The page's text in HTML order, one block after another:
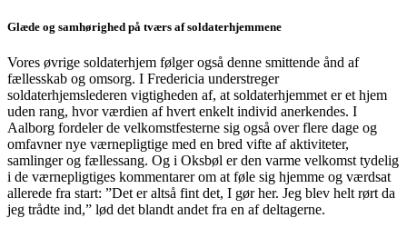
Glæde og samhørighed på tværs af soldaterhjemmene
Vores øvrige soldaterhjem følger også denne smittende ånd af
fællesskab og omsorg. I Fredericia understreger
soldaterhjemslederen vigtigheden af, at soldaterhjemmet er et hjem
uden rang, hvor værdien af hvert enkelt individ anerkendes. I
Aalborg fordeler de velkomstfesterne sig også over flere dage og
omfavner nye værnepligtige med en bred vifte af aktiviteter,
samlinger og fællessang. Og i Oksbøl er den varme velkomst tydelig
i de værnepligtiges kommentarer om at føle sig hjemme og værdsat
allerede fra start: ”Det er altså fint det, I gør her. Jeg blev helt rørt da
jeg trådte ind,” lød det blandt andet fra en af deltagerne.